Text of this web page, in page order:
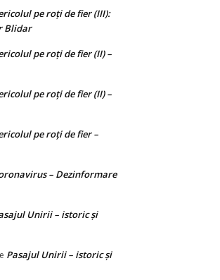
pe roți de fier (III):
Blidar
pe roți de fier (II) –
pe roți de fier (II) –
pe roți de fier –
– Dezinformare
Unirii – istoric și
Pasajul Unirii – istoric și